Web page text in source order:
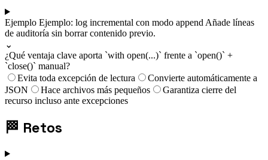
Ejemplo Ejemplo: log incremental con modo append Añade líneas
de auditoría sin borrar contenido previo.
⌄
¿Qué ventaja clave aporta `with open(...)` frente a `open()` +
`close()` manual?
Evita toda excepción de lectura
Convierte automáticamente a
JSON
Hace archivos más pequeños
Garantiza cierre del
recurso incluso ante excepciones
🏁 Retos